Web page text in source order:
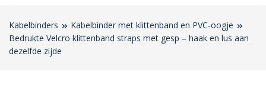
Kabelbinders
Kabelbinder met klittenband en PVC-oogje
Bedrukte Velcro klittenband straps met gesp – haak en lus aan
dezelfde zijde